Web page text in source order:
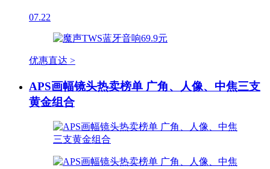
07.22
优惠直达 >
APS画幅镜头热卖榜单 广角、人像、中焦三支
黄金组合